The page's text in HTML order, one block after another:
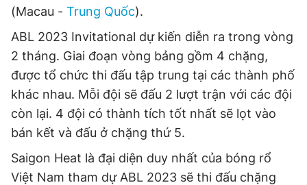
(Macau - Trung Quốc).
ABL 2023 Invitational dự kiến diễn ra trong vòng
2 tháng. Giai đoạn vòng bảng gồm 4 chặng,
được tổ chức thi đấu tập trung tại các thành phố
khác nhau. Mỗi đội sẽ đấu 2 lượt trận với các đội
còn lại. 4 đội có thành tích tốt nhất sẽ lọt vào
bán kết và đấu ở chặng thứ 5.
Saigon Heat là đại diện duy nhất của bóng rổ
Việt Nam tham dự ABL 2023 sẽ thi đấu chặng